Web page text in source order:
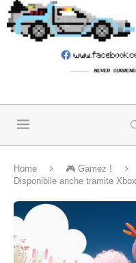
Home 🎮 Gamez !
Disponibile anche tramite